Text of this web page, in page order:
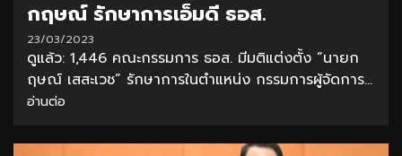
กฤษณ์ รักษาการเอ็มดี ธอส.
23/03/2023
ดูแล้ว: 1,446 คณะกรรมการ ธอส. มีมติแต่งตั้ง “นายก
ฤษณ์ เสสะเวช” รักษาการในตำแหน่ง กรรมการผู้จัดการ...
อ่านต่อ